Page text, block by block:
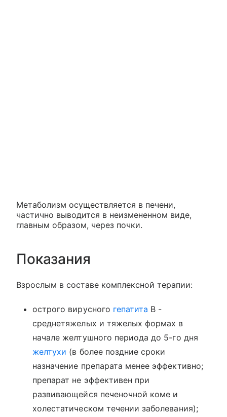
Метаболизм осуществляется в печени,
частично выводится в неизмененном виде,
главным образом, через почки.
Показания
Взрослым в составе комплексной терапии:
острого вирусного гепатита В -
среднетяжелых и тяжелых формах в
начале желтушного периода до 5-го дня
желтухи (в более поздние сроки
назначение препарата менее эффективно;
препарат не эффективен при
развивающейся печеночной коме и
холестатическом течении заболевания);